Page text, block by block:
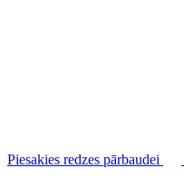
Piesakies redzes pārbaudei